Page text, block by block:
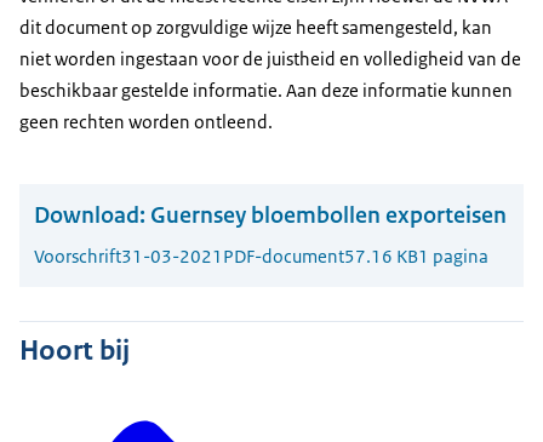
dit document op zorgvuldige wijze heeft samengesteld, kan
niet worden ingestaan voor de juistheid en volledigheid van de
beschikbaar gestelde informatie. Aan deze informatie kunnen
geen rechten worden ontleend.
Download: Guernsey bloembollen exporteisen
Voorschrift31-03-2021 PDF-document57.16 KB1 pagina
Hoort bij